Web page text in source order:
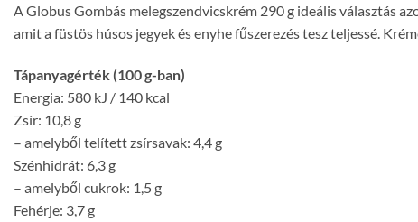
A Globus Gombás melegszendvicskrém 290 g ideális választás
amit a füstös húsos jegyek és enyhe fűszerezés tesz teljessé.
Tápanyagérték (100 g-ban)
Energia: 580 kJ / 140 kcal
Zsír: 10,8 g
– amelyből telített zsírsavak: 4,4 g
Szénhidrát: 6,3 g
– amelyből cukrok: 1,5 g
Fehérje: 3,7 g